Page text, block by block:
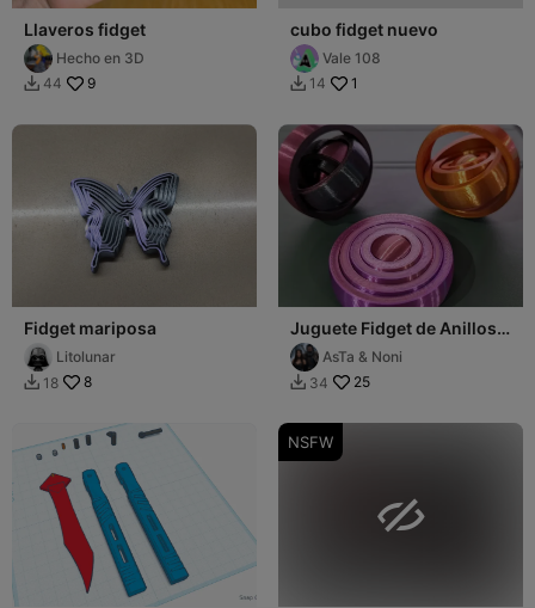
Llaveros fidget
Hecho en 3D
 44 9
cubo fidget nuevo
Vale 108
 14 1
Fidget mariposa
Litolunar
 18 8
Juguete Fidget de Anillos
Giratorios / Spinning Ring
FidgetAsTa & Noni
 34 25
NSFW
